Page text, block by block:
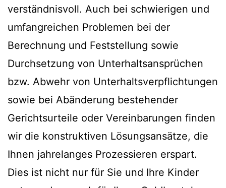
verständnisvoll. Auch bei schwierigen und
umfangreichen Problemen bei der
Berechnung und Feststellung sowie
Durchsetzung von Unterhaltsansprüchen
bzw. Abwehr von Unterhaltsverpflichtungen
sowie bei Abänderung bestehender
Gerichtsurteile oder Vereinbarungen finden
wir die konstruktiven Lösungsansätze, die
Ihnen jahrelanges Prozessieren erspart.
Dies ist nicht nur für Sie und Ihre Kinder